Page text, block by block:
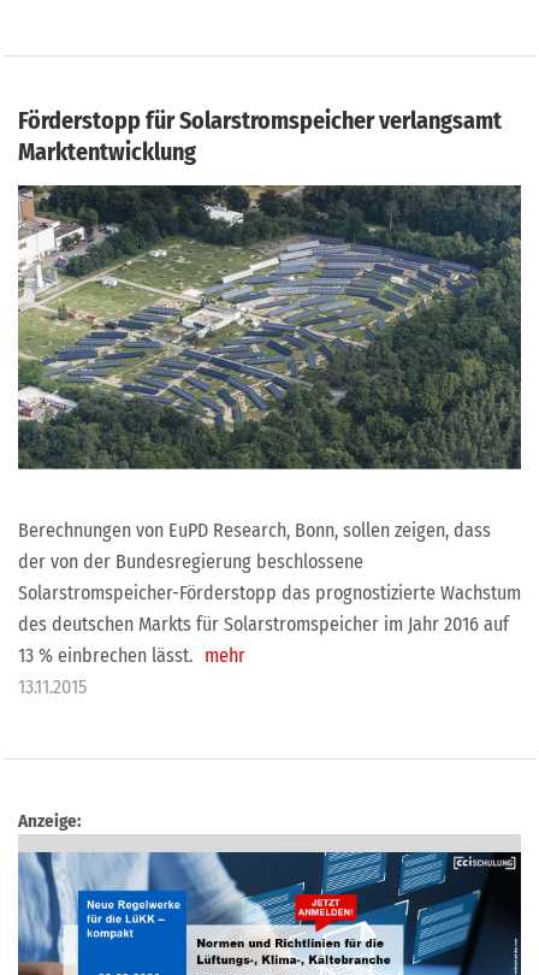
Förderstopp für Solarstromspeicher verlangsamt
Marktentwicklung
Berechnungen von EuPD Research, Bonn, sollen zeigen, dass
der von der Bundesregierung beschlossene
Solarstromspeicher-Förderstopp das prognostizierte Wachstum
des deutschen Markts für Solarstromspeicher im Jahr 2016 auf
13 % einbrechen lässt. mehr
13.11.2015
Anzeige: